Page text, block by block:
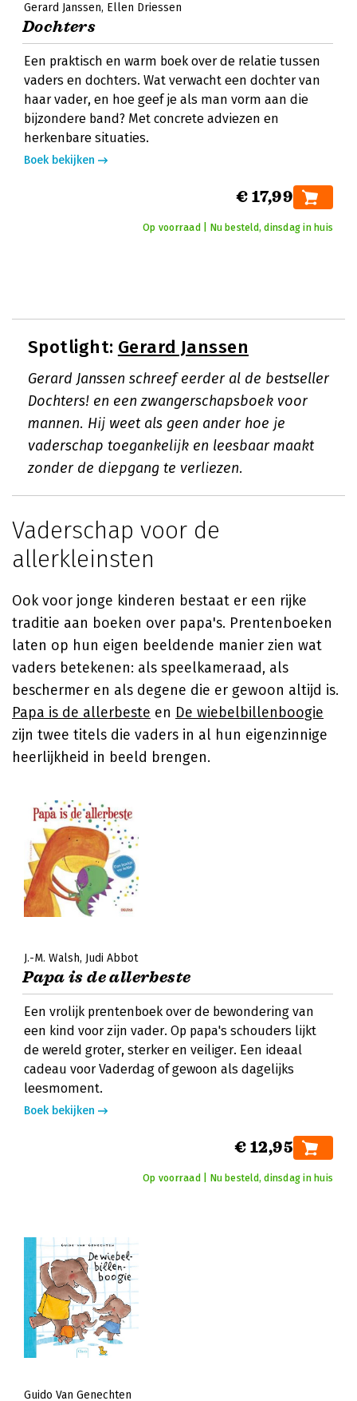
Gerard Janssen Ellen Driessen
Dochters
Een praktisch en warm boek over de relatie tussen
vaders en dochters. Wat verwacht een dochter van
haar vader, en hoe geef je als man vorm aan die
bijzondere band? Met concrete adviezen en
herkenbare situaties.
Boek bekijken
€ 17,99
Op voorraad | Nu besteld, dinsdag in huis
Spotlight: Gerard Janssen
Gerard Janssen schreef eerder al de bestseller
Dochters! en een zwangerschapsboek voor
mannen. Hij weet als geen ander hoe je
vaderschap toegankelijk en leesbaar maakt
zonder de diepgang te verliezen.
Vaderschap voor de
allerkleinsten
Ook voor jonge kinderen bestaat er een rijke
traditie aan boeken over papa's. Prentenboeken
laten op hun eigen beeldende manier zien wat
vaders betekenen: als speelkameraad, als
beschermer en als degene die er gewoon altijd is.
Papa is de allerbeste en De wiebelbillenboogie
zijn twee titels die vaders in al hun eigenzinnige
heerlijkheid in beeld brengen.
J.-M. Walsh Judi Abbot
Papa is de allerbeste
Een vrolijk prentenboek over de bewondering van
een kind voor zijn vader. Op papa's schouders lijkt
de wereld groter, sterker en veiliger. Een ideaal
cadeau voor Vaderdag of gewoon als dagelijks
leesmoment.
Boek bekijken
€ 12,95
Op voorraad | Nu besteld, dinsdag in huis
Guido Van Genechten